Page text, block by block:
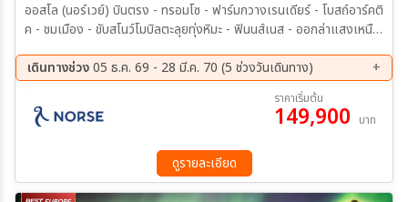
ออสโล (นอร์เวย์) บินตรง - ทรอมโซ - ฟาร์มกวางเรนเดียร์ - โบสถ์อาร์คติ
ค - ชมเมือง - ขับสโนว์โมบิลตะลุยทุ่งหิมะ - ฟินนส์เนส - ออกล่าแสงเหนือ
เฮนนิ่งสวาร์ - สโวล์แวร์ - พิพิธภัณฑ์ไวกิ้ง – จุดชมวิวแฮมนอย - จุดชมวิว
เรย์เนย์ – หมู่บ้านโอ - ฮาร์สตัด - อุทยานฟรอกเนอร์ - สวนประติมากรรม
วิกแลนด์ - ช้อปปิ้งย่านคาร์ล โจฮัน เกต
เดินทางช่วง05 ธ.ค. 69 - 28 มี.ค. 70 (5 ช่วงวันเดินทาง)
23 ม.ค. 70 - 31 ม.ค. 70
13 ก.พ. 70 - 21 ก.พ. 70
13 มี.ค 70 - 21 มี.ค 70
20 มี.ค 70 - 28 มี.ค 70
ราคาเริ่มต้น
149,900 บาท
ดูรายละเอียด